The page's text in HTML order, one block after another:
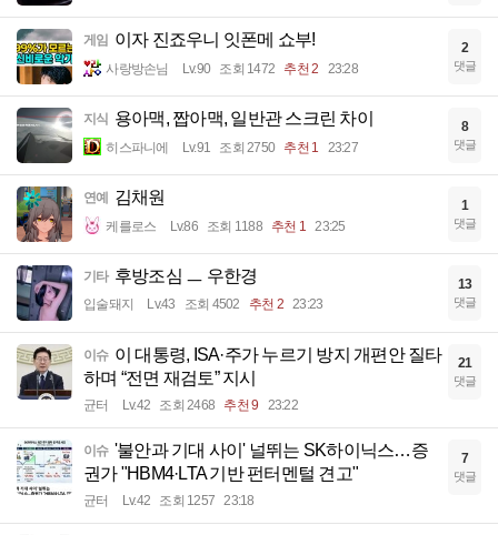
게임 이자 진죠우니 잇폰메 쇼부!
사랑방손님 Lv.90 조회 1472 추천 2 23:28
2
댓글
지식 용아맥, 짭아맥, 일반관 스크린 차이
히스파니에 Lv.91 조회 2750 추천 1 23:27
8
댓글
연예 김채원
케를로스 Lv.86 조회 1188 추천 1 23:25
1
댓글
기타 후방조심 ㅡ 우한경
입술돼지 Lv.43 조회 4502 추천 2 23:23
13
댓글
이슈 이 대통령, ISA·주가 누르기 방지 개편안 질타
하며 “전면 재검토” 지시
균터 Lv.42 조회 2468 추천 9 23:22
21
댓글
이슈 '불안과 기대 사이' 널뛰는 SK하이닉스…증
권가 "HBM4·LTA 기반 펀터멘털 견고"
균터 Lv.42 조회 1257 23:18
7
댓글